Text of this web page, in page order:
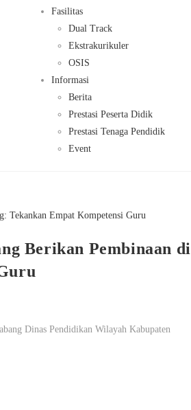
Fasilitas
Dual Track
Ekstrakurikuler
OSIS
Informasi
Berita
Prestasi Peserta Didik
Prestasi Tenaga Pendidik
Event
Berikan Pembinaan di
Dinas Pendidikan Wilayah Kabupaten